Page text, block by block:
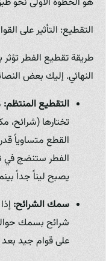
التقطيع: التأثير على
طريقة تقطيع الفطر
النهائي. إليك بعض
التقطيع المنتظم:
تختارها (شرائح،
الفطر ستنضج في
يصبح ليناً جداً
سمك الشرائح:
على قوام جيد